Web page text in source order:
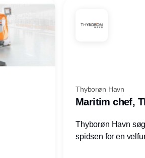
Thyborøn Havn
Maritim chef,
Thyborøn Havn
spidsen for en